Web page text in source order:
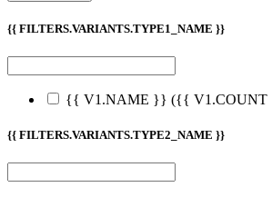
{{ FILTERS.VARIANTS.TYPE1_NAME }}
{{ V1.NAME }} ({{
{{ FILTERS.VARIANTS.TYPE2_NAME }}